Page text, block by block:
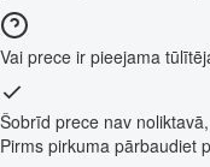
Vai prece ir pieejama
Šobrīd prece nav
Pirms pirkuma pārbaudiet